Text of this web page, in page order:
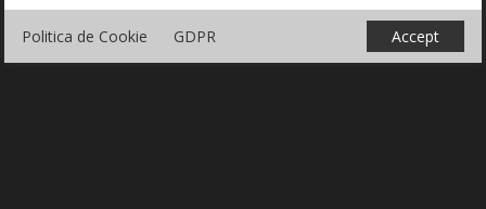
Politica de Cookie GDPR Accept